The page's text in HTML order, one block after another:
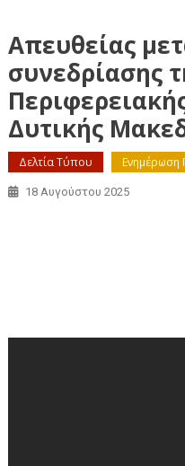
Απευθείας
συνεδρίασης
Δυτικής
Δελτία Τύπου Ενημέρωση
18 Αυγούστου 2025